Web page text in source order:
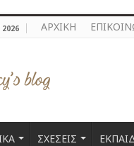
ΑΡΧΙΚΗ
ΣΧΕΣΕΙΣ